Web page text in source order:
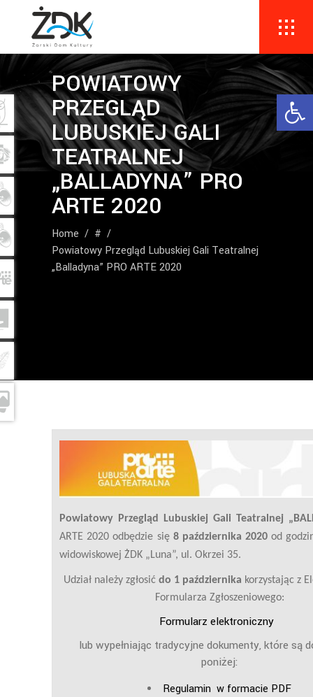
POWIATOWY
PRZEGLĄD
LUBUSKIEJ GALI
TEATRALNEJ
„BALLADYNA” PRO
ARTE 2020
Home / # /
Powiatowy Przegląd Lubuskiej Gali Teatralnej
„Balladyna” PRO ARTE 2020
Powiatowy Przegląd Lubuskiej Gali Teatralnej
ARTE 2020 odbędzie się 8 października 2020 od
widowiskowej ŻDK „Luna”, ul. Okrzei 35.
Udział należy zgłosić do 1 października korzystając z
Formularza Zgłoszeniowego:
Formularz elektroniczny
lub wypełniając tradycyjne dokumenty, które są
poniżej:
Regulamin w formacie PDF